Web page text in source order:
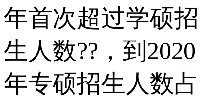
年首次超过学硕招
生人数??，到2020
年专硕招生人数占